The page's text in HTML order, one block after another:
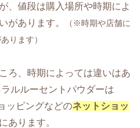
、値段は購入場所や時期によ
があります。
（※時期や店舗に
ります）
ろ、時期によっては違いはあ
ルルーセントパウダーは
ッピングなどのネットショッ
あります。